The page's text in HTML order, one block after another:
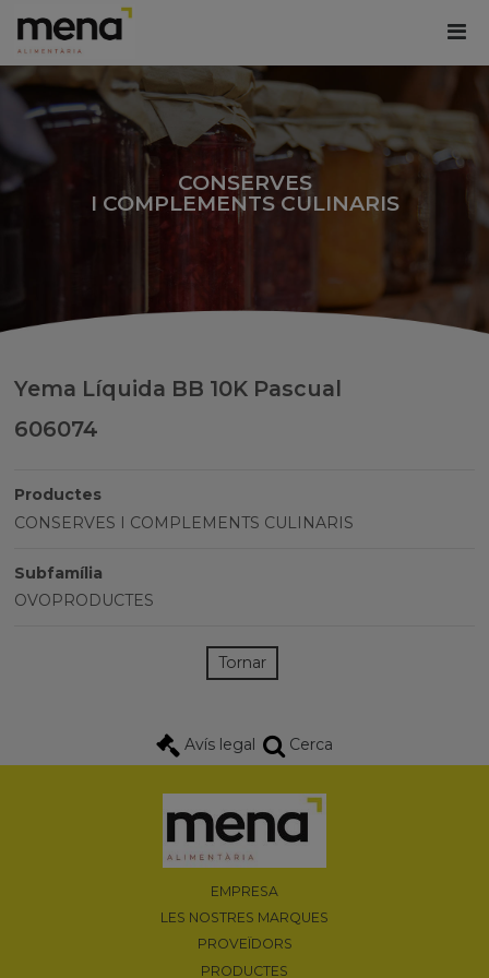
CONSERVES
I COMPLEMENTS CULINARIS
Yema Líquida BB 10K Pascual
606074
Productes
CONSERVES I COMPLEMENTS CULINARIS
Subfamília
OVOPRODUCTES
Tornar
Avís legal Cerca
EMPRESA
LES NOSTRES MARQUES
PROVEÏDORS
PRODUCTES